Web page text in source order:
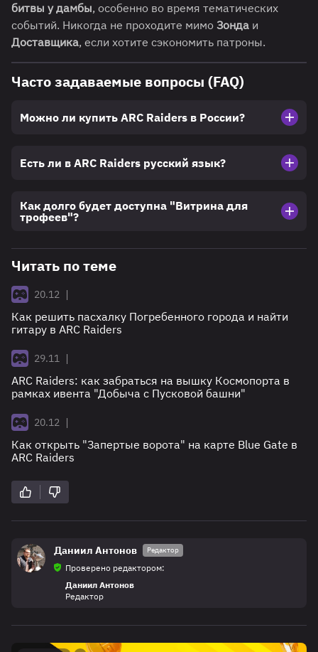
битвы у дамбы, особенно во время тематических
событий. Никогда не проходите мимо Зонда и
Доставщика, если хотите сэкономить патроны.
Часто задаваемые вопросы (FAQ)
Можно ли купить ARC Raiders в России?
Есть ли в ARC Raiders русский язык?
Как долго будет доступна "Витрина для
трофеев"?
Читать по теме
20.12 |
Как решить пасхалку Погребенного города и найти
гитару в ARC Raiders
29.11 |
ARC Raiders: как забраться на вышку Космопорта в
рамках ивента "Добыча с Пусковой башни"
20.12 |
Как открыть "Запертые ворота" на карте Blue Gate в
ARC Raiders
Даниил Антонов Редактор
Проверено редактором:
Даниил Антонов
Редактор